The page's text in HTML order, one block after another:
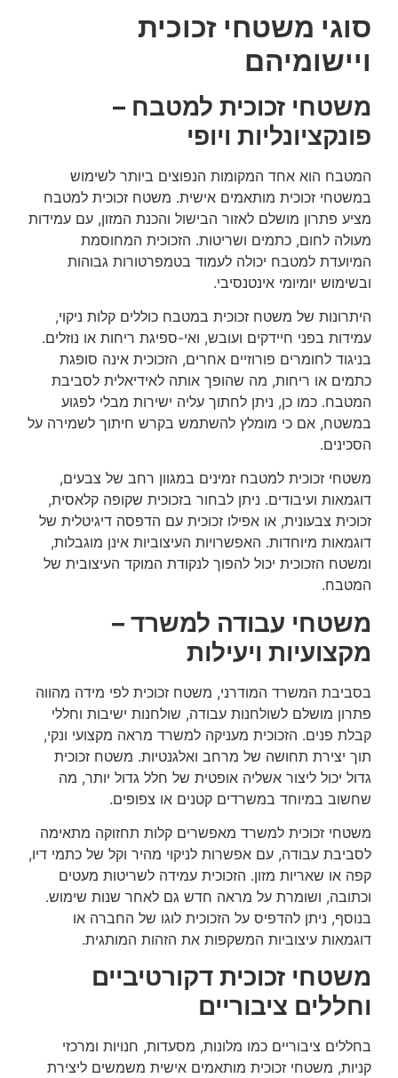
סוגי משטחי זכוכית
ויישומיהם
משטחי זכוכית למטבח –
פונקציונליות ויופי
המטבח הוא אחד המקומות הנפוצים ביותר לשימוש
במשטחי זכוכית מותאמים אישית. משטח זכוכית למטבח
מציע פתרון מושלם לאזור הבישול והכנת המזון, עם עמידות
מעולה לחום, כתמים ושריטות. הזכוכית המחוסמת
המיועדת למטבח יכולה לעמוד בטמפרטורות גבוהות
ובשימוש יומיומי אינטנסיבי.
היתרונות של משטח זכוכית במטבח כוללים קלות ניקוי,
עמידות בפני חיידקים ועובש, ואי-ספיגת ריחות או נוזלים.
בניגוד לחומרים פורוזיים אחרים, הזכוכית אינה סופגת
כתמים או ריחות, מה שהופך אותה לאידיאלית לסביבת
המטבח. כמו כן, ניתן לחתוך עליה ישירות מבלי לפגוע
במשטח, אם כי מומלץ להשתמש בקרש חיתוך לשמירה על
הסכינים.
משטחי זכוכית למטבח זמינים במגוון רחב של צבעים,
דוגמאות ועיבודים. ניתן לבחור בזכוכית שקופה קלאסית,
זכוכית צבעונית, או אפילו זכוכית עם הדפסה דיגיטלית של
דוגמאות מיוחדות. האפשרויות העיצוביות אינן מוגבלות,
ומשטח הזכוכית יכול להפוך לנקודת המוקד העיצובית של
המטבח.
משטחי עבודה למשרד –
מקצועיות ויעילות
בסביבת המשרד המודרני, משטח זכוכית לפי מידה מהווה
פתרון מושלם לשולחנות עבודה, שולחנות ישיבות וחללי
קבלת פנים. הזכוכית מעניקה למשרד מראה מקצועי ונקי,
תוך יצירת תחושה של מרחב ואלגנטיות. משטח זכוכית
גדול יכול ליצור אשליה אופטית של חלל גדול יותר, מה
שחשוב במיוחד במשרדים קטנים או צפופים.
משטחי זכוכית למשרד מאפשרים קלות תחזוקה מתאימה
לסביבת עבודה, עם אפשרות לניקוי מהיר וקל של כתמי דיו,
קפה או שאריות מזון. הזכוכית עמידה לשריטות מעטים
וכתובה, ושומרת על מראה חדש גם לאחר שנות שימוש.
בנוסף, ניתן להדפיס על הזכוכית לוגו של החברה או
דוגמאות עיצוביות המשקפות את הזהות המותגית.
משטחי זכוכית דקורטיביים
וחללים ציבוריים
בחללים ציבוריים כמו מלונות, מסעדות, חנויות ומרכזי
קניות, משטחי זכוכית מותאמים אישית משמשים ליצירת